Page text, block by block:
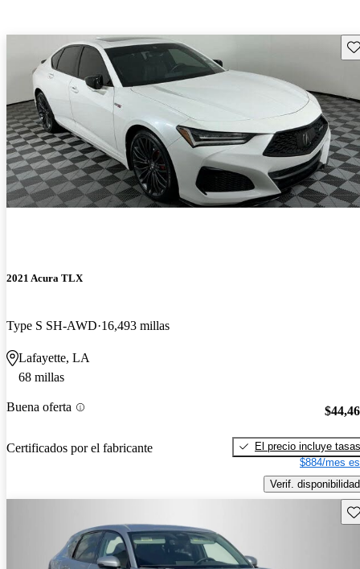
2021 Acura TLX
Type S SH-AWD 16,493 millas
Lafayette, LA
68 millas
Buena oferta
Certificados por el fabricante
El precio incluye tasas
$884/mes
Verif. disponibilidad